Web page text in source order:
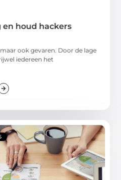
houd hackers
ook gevaren. Door de lage
iedereen het